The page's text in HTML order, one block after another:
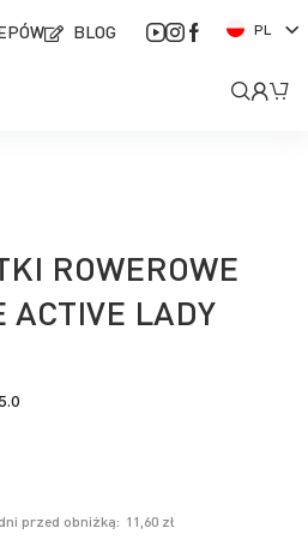
BLOG
J
y
PL
Moje
ROWEROWE
ACTIVE LADY
5.0
przed obniżką: 11,60 zł